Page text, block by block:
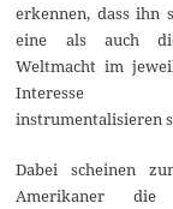
erkennen, dass ihn
eine als auch
Weltmacht im
instrumentalisieren
Dabei scheinen
Amerikaner die